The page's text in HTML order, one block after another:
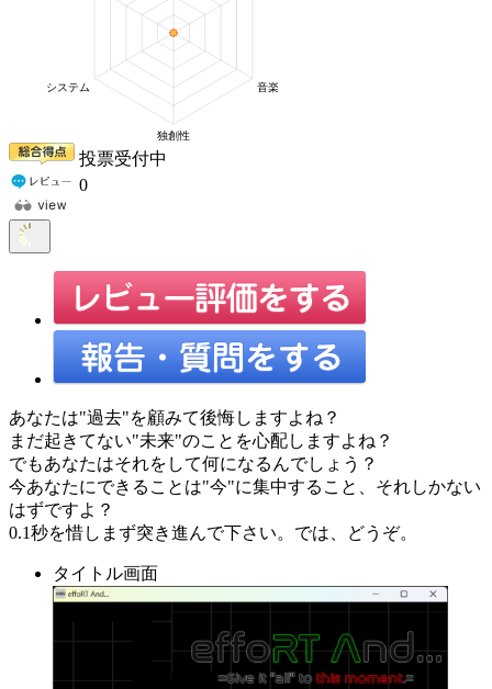
投票受付中
0
あなたは"過去"を顧みて後悔しますよね？
まだ起きてない"未来"のことを心配しますよね？
でもあなたはそれをして何になるんでしょう？
今あなたにできることは"今"に集中すること、それしかない
はずですよ？
0.1秒を惜しまず突き進んで下さい。では、どうぞ。
タイトル画面